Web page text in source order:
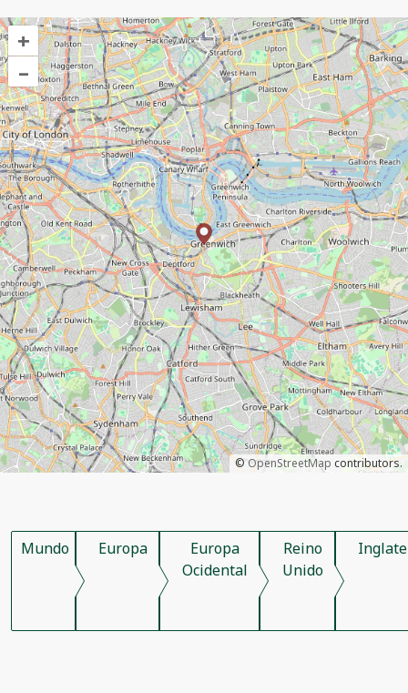
+
–
©OpenStreetMap contributors.
Mundo Europa
Europa
Ocidental
Reino
Unido